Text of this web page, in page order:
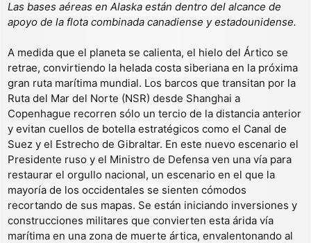
Las bases aéreas en Alaska están dentro del alcance de
apoyo de la flota combinada canadiense y estadounidense.
A medida que el planeta se calienta, el hielo del Ártico se
retrae, convirtiendo la helada costa siberiana en la próxima
gran ruta marítima mundial. Los barcos que transitan por la
Ruta del Mar del Norte (NSR) desde Shanghai a
Copenhague recorren sólo un tercio de la distancia anterior
y evitan cuellos de botella estratégicos como el Canal de
Suez y el Estrecho de Gibraltar. En este nuevo escenario el
Presidente ruso y el Ministro de Defensa ven una vía para
restaurar el orgullo nacional, un escenario en el que la
mayoría de los occidentales se sienten cómodos
recortando de sus mapas. Se están iniciando inversiones y
construcciones militares que convierten esta árida vía
marítima en una zona de muerte ártica, envalentonando al